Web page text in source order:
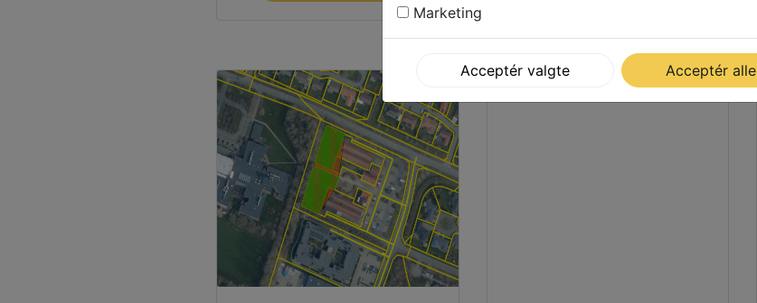
Marketing
Acceptér valgte Acceptér alle